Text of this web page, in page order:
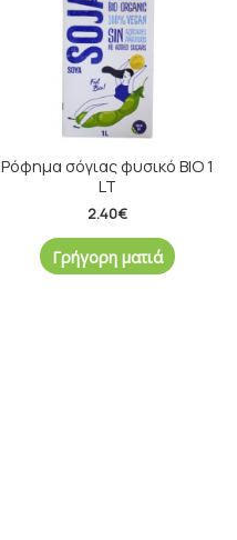
Ρόφημα σόγιας φυσικό ΒΙΟ 1
LT
2.40€
Γρήγορη ματιά